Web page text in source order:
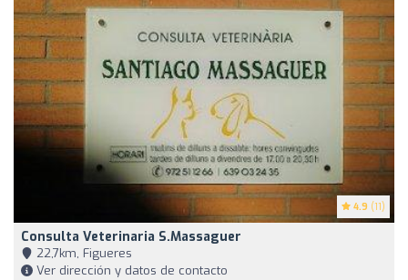
4.9 (11)
Consulta Veterinaria S.Massaguer
22,7km, Figueres
Ver dirección y datos de contacto